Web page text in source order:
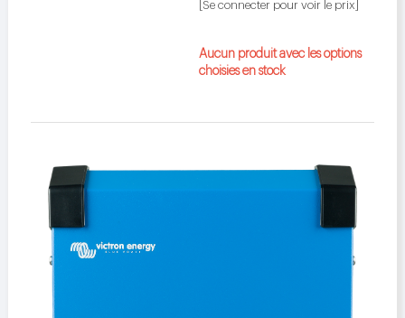
[Se connecter pour voir le prix]
Aucun produit avec les options
choisies en stock